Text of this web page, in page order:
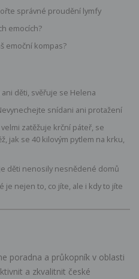
správné proudění lymfy
emocích?
emoční kompas?
děti, svěřuje se Helena
snídani ani protažení
zatěžuje krční páteř, se
jak se 40 kilovým pytlem na krku,
děti nenosily nesnědené domů
je nejen to, co jíte, ale i kdy to jíte
poradna a průkopník v oblasti
a zkvalitnit české